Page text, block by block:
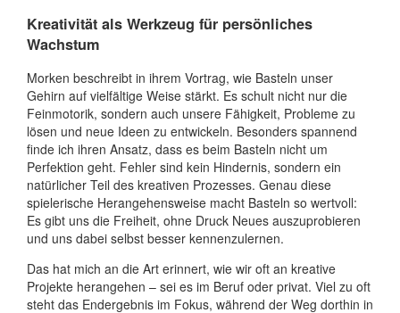
Kreativität als Werkzeug für persönliches
Wachstum
Morken beschreibt in ihrem Vortrag, wie Basteln unser
Gehirn auf vielfältige Weise stärkt. Es schult nicht nur die
Feinmotorik, sondern auch unsere Fähigkeit, Probleme zu
lösen und neue Ideen zu entwickeln. Besonders spannend
finde ich ihren Ansatz, dass es beim Basteln nicht um
Perfektion geht. Fehler sind kein Hindernis, sondern ein
natürlicher Teil des kreativen Prozesses. Genau diese
spielerische Herangehensweise macht Basteln so wertvoll:
Es gibt uns die Freiheit, ohne Druck Neues auszuprobieren
und uns dabei selbst besser kennenzulernen.
Das hat mich an die Art erinnert, wie wir oft an kreative
Projekte herangehen – sei es im Beruf oder privat. Viel zu oft
steht das Endergebnis im Fokus, während der Weg dorthin in